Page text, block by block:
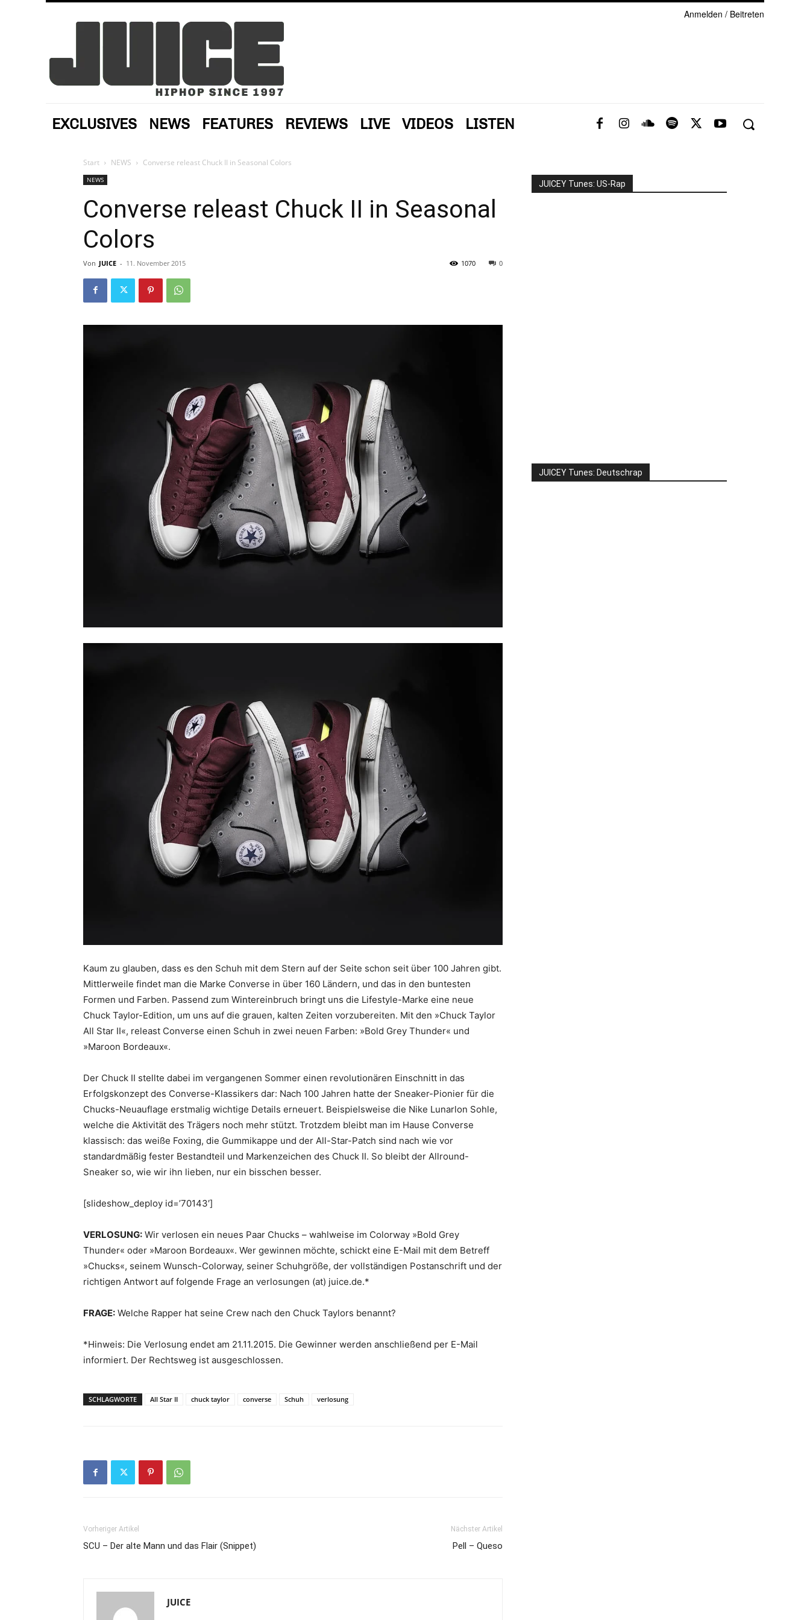
Anmelden / Beitreten
EXCLUSIVES NEWS FEATURES REVIEWS LIVE VIDEOS LISTEN
Start NEWS Converse releast Chuck II in Seasonal Colors
NEWS
Converse releast Chuck II in Seasonal
Colors
Von JUICE - 11. November 2015 0
1070
Kaum zu glauben, dass es den Schuh mit dem Stern auf der Seite schon seit über 100 Jahren gibt.
Mittlerweile findet man die Marke Converse in über 160 Ländern, und das in den buntesten
Formen und Farben. Passend zum Wintereinbruch bringt uns die Lifestyle-Marke eine neue
Chuck Taylor-Edition, um uns auf die grauen, kalten Zeiten vorzubereiten. Mit den »Chuck Taylor
All Star II«, releast Converse einen Schuh in zwei neuen Farben: »Bold Grey Thunder« und
»Maroon Bordeaux«.
Der Chuck II stellte dabei im vergangenen Sommer einen revolutionären Einschnitt in das
Erfolgskonzept des Converse-Klassikers dar: Nach 100 Jahren hatte der Sneaker-Pionier für die
Chucks-Neuauflage erstmalig wichtige Details erneuert. Beispielsweise die Nike Lunarlon Sohle,
welche die Aktivität des Trägers noch mehr stützt. Trotzdem bleibt man im Hause Converse
klassisch: das weiße Foxing, die Gummikappe und der All-Star-Patch sind nach wie vor
standardmäßig fester Bestandteil und Markenzeichen des Chuck II. So bleibt der Allround-
Sneaker so, wie wir ihn lieben, nur ein bisschen besser.
[slideshow_deploy id=’70143′]
VERLOSUNG: Wir verlosen ein neues Paar Chucks – wahlweise im Colorway »Bold Grey
Thunder« oder »Maroon Bordeaux«. Wer gewinnen möchte, schickt eine E-Mail mit dem Betreff
»Chucks«, seinem Wunsch-Colorway, seiner Schuhgröße, der vollständigen Postanschrift und der
richtigen Antwort auf folgende Frage an verlosungen (at) juice.de.*
FRAGE: Welche Rapper hat seine Crew nach den Chuck Taylors benannt?
*Hinweis: Die Verlosung endet am 21.11.2015. Die Gewinner werden anschließend per E-Mail
informiert. Der Rechtsweg ist ausgeschlossen.
SCHLAGWORTE All Star II chuck taylor converse Schuh verlosung
Vorheriger Artikel
SCU – Der alte Mann und das Flair (Snippet)
Nächster Artikel
Pell – Queso
JUICE
JUICEY Tunes: US-Rap
JUICEY Tunes: Deutschrap